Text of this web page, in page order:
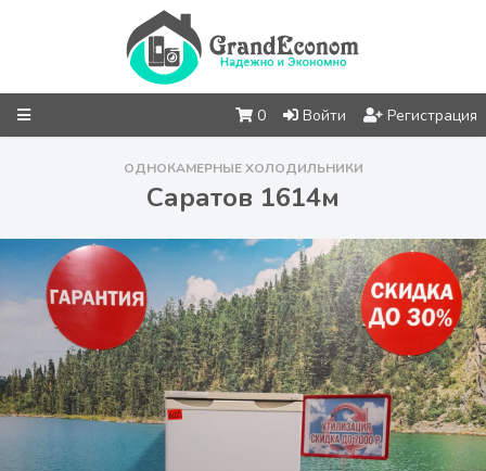
0 Войти Регистрация
ОДНОКАМЕРНЫЕ ХОЛОДИЛЬНИКИ
Саратов 1614м